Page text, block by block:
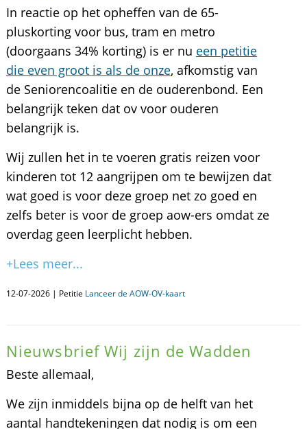
In reactie op het opheffen van de 65-
pluskorting voor bus, tram en metro
(doorgaans 34% korting) is er nu een petitie
die even groot is als de onze, afkomstig van
de Seniorencoalitie en de ouderenbond. Een
belangrijk teken dat ov voor ouderen
belangrijk is.
Wij zullen het in te voeren gratis reizen voor
kinderen tot 12 aangrijpen om te bewijzen dat
wat goed is voor deze groep net zo goed en
zelfs beter is voor de groep aow-ers omdat ze
overdag geen leerplicht hebben.
+Lees meer...
12-07-2026 | Petitie Lanceer de AOW-OV-kaart
Nieuwsbrief Wij zijn de Wadden
Beste allemaal,
We zijn inmiddels bijna op de helft van het
aantal handtekeningen dat nodig is om een